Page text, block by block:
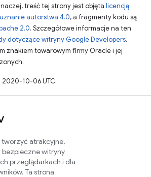
treść tej strony jest objęta licencją
autorstwa 4.0, a fragmenty kodu są
2.0. Szczegółowe informacje na ten
dotyczące witryny Google Developers.
znakiem towarowym firmy Oracle i jej
10-06 UTC.
atrakcyjne,
bezpieczne witryny
przeglądarkach i dla
Ta strona